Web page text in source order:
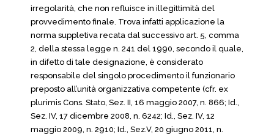
irregolarità, che non refluisce in illegittimità del
provvedimento finale. Trova infatti applicazione la
norma suppletiva recata dal successivo art. 5, comma
2, della stessa legge n. 241 del 1990, secondo il quale,
in difetto di tale designazione, è considerato
responsabile del singolo procedimento il funzionario
preposto all’unità organizzativa competente (cfr. ex
plurimis Cons. Stato, Sez. II, 16 maggio 2007, n. 866; Id.,
Sez. IV, 17 dicembre 2008, n. 6242; Id., Sez. IV, 12
maggio 2009, n. 2910; Id., Sez.V, 20 giugno 2011, n.